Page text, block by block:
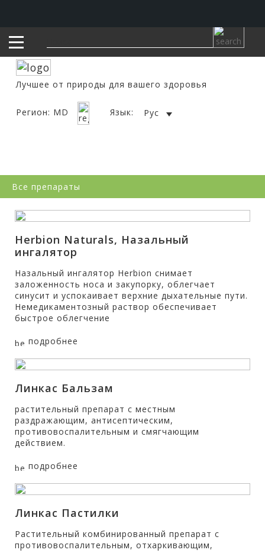
Лучшее от природы для вашего здоровья
Регион: MD Язык: Рус
Все препараты
Линкас Пастилки
Растительный комбинированный препарат с
противовоспалительным, отхаркивающим,
Линкас Бальзам
растительный препарат с местным
раздражающим, антисептическим,
противовоспалительным и смягчающим
действием.
подробнее
Herbion Naturals, Назальный
ингалятор
Назальный ингалятор Herbion снимает
заложенность носа и закупорку, облегчает
синусит и успокаивает верхние дыхательные пути.
Немедикаментозный раствор обеспечивает
быстрое облегчение
подробнее